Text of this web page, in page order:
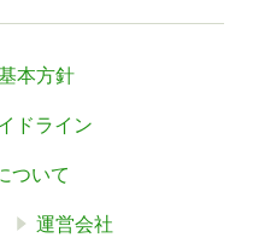
本方針
ドライン
ついて
運営会社